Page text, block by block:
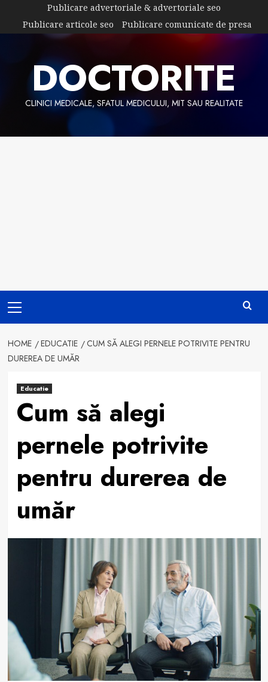
content
Publicare advertoriale & advertoriale seo
Publicare articole seo
Publicare comunicate de presa
DOCTORITE
CLINICI MEDICALE, SFATUL MEDICULUI, MIT SAU REALITATE
Menu
HOME EDUCATIE
CUM SĂ ALEGI PERNELE POTRIVITE PENTRU
DUREREA DE UMĂR
Educatie
Cum să alegi
pernele potrivite
pentru durerea de
umăr